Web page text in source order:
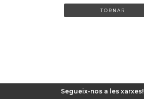
TORNAR
Segueix-nos a les xarxes!